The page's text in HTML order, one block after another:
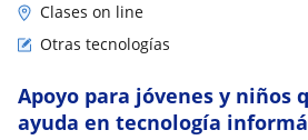
Clases on line
Otras tecnologías
Apoyo para jóvenes y niños
ayuda en tecnología